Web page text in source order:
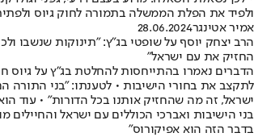
ולפיד את הפלת הממשלה בתמורה לחוק גיוס
אמיר אטינגר28.06.2024
הרב יצחק יוסף על שופטי בג"ץ: "תינוקות שנשבו
החזיק את עם ישראל"
הדברים נאמרו בהתייחסות להחלטת בג"ץ על גיוס
לתקצב את בחורי הישיבות • לטענתו: "בני התורה
ישראל, זה מה שהחזיק אותנו בכל הדורות" • עוד
בני הישיבות ואברכי הכוללים עם ישראל והחיילים
בדבר הזה הוא אפיקורוס"